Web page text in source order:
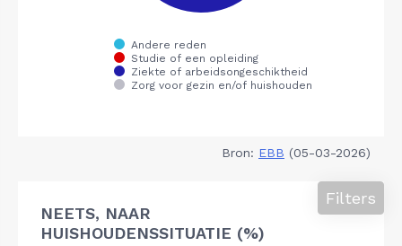
Bron: EBB (05-03-2026)
NEETS, NAAR
HUISHOUDENSSITUATIE (%)
Filters